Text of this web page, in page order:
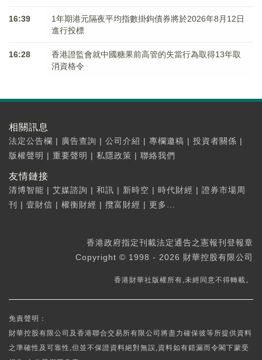
16:39
1年期港元隔夜平均指數掛鉤債券將於2026年8月12日
進行投標
16:28
香港證監會就中國糖果前高管的失當行為取得13年取
消資格令
相關訊息
法定公告欄 | 廣告查詢 | 公司介紹 | 專欄邀稿 | 投資者關係 |
版權聲明 | 重要聲明 | 私隱政策 | 聯絡我們
友情鏈接
清博智能 | 艾媒諮詢 | 和訊 | 新時空 | 時代財經 | 證券市場周
刊
| 壹財信 | 權衡財經 | 攬富財經 | 更多...
香港政府指定刊載法定通告之憲報刊登報章
Copyright © 1998 - 2026 財華控股有限公司
香港財華社版權所有,未經同意不得轉載。
免責聲明：
財華控股有限公司及香港聯合交易所有限公司將盡力確保彼等所提供資料
之準確性及可靠性,但並不保證資料絕對無誤,資料如有錯漏而令閣下蒙受